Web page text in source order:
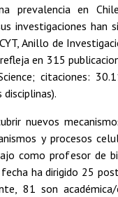
prevalencia en
investigaciones han
Anillo de
en 315
citaciones:
nuevos
y procesos
como profesor de
ha dirigido 25
81 son